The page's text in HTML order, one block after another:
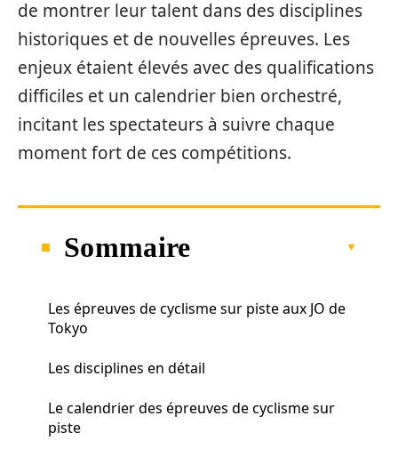
de montrer leur talent dans des disciplines
historiques et de nouvelles épreuves. Les
enjeux étaient élevés avec des qualifications
difficiles et un calendrier bien orchestré,
incitant les spectateurs à suivre chaque
moment fort de ces compétitions.
Sommaire
Les épreuves de cyclisme sur piste aux JO de
Tokyo
Les disciplines en détail
Le calendrier des épreuves de cyclisme sur
piste